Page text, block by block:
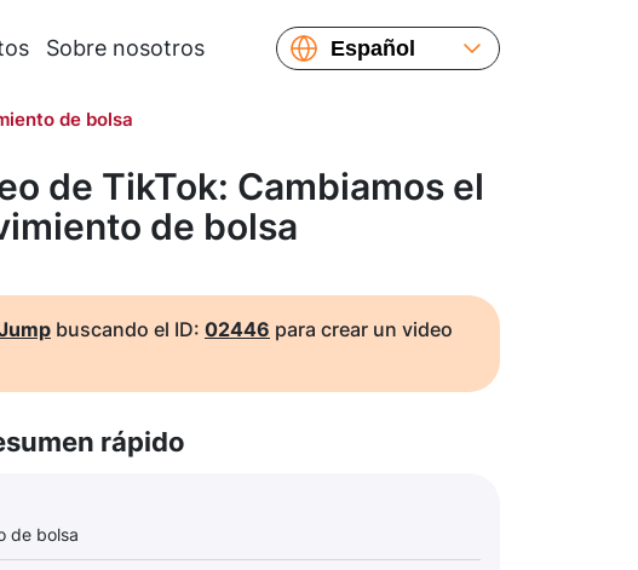
Sobre nosotros
Español
Français
de bolsa
de TikTok: Cambiamos el
de bolsa
buscando el ID: 02446 para crear un video
rápido
de bolsa